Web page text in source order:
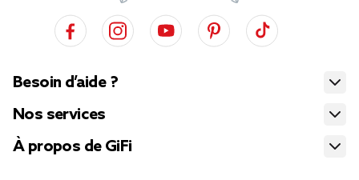
Besoin d’aide ?
Nos services
À propos de GiFi